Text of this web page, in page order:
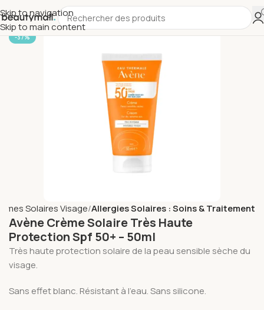
Skip to navigation
Skip to main content
-37%
Solaires Visage Allergies Solaires : Soins & Traitement
Avène Crème Solaire Très Haute
Protection Spf 50+ – 50ml
Très haute protection solaire de la peau sensible sèche du
visage.
Sans effet blanc. Résistant à l’eau. Sans silicone.